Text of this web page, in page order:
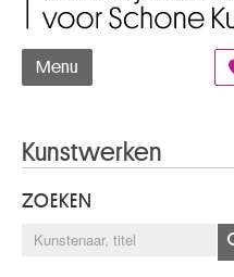
Menu
Kunstwerken
ZOEKEN